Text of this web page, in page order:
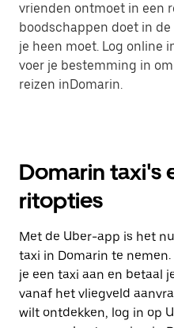
vrienden ontmoet in een
boodschappen doet in
je heen moet. Log online
voer je bestemming in
reizen inDomarin.
Domarin taxi's
ritopties
Met de Uber-app is het
taxi in Domarin te
je een taxi aan en betaal
vanaf het vliegveld
wilt ontdekken, log in op